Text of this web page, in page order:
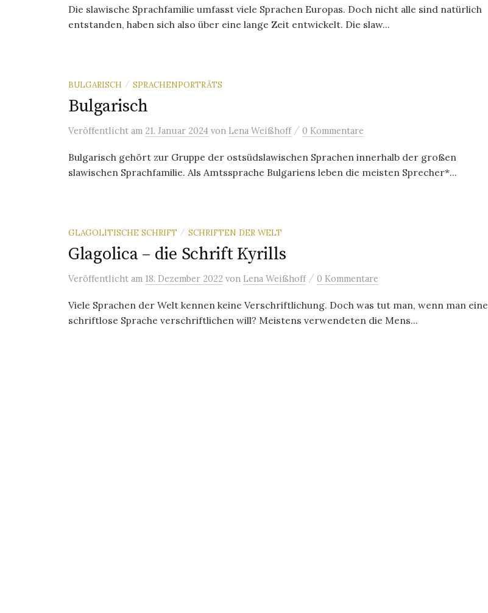
Die slawische Sprachfamilie umfasst viele Sprachen Europas. Doch nicht alle sind natürlich
entstanden, haben sich also über eine lange Zeit entwickelt. Die slaw...
BULGARISCH / SPRACHENPORTRÄTS
Bulgarisch
Veröffentlicht am 21. Januar 2024 von Lena Weißhoff / 0 Kommentare
Bulgarisch gehört zur Gruppe der ostsüdslawischen Sprachen innerhalb der großen
slawischen Sprachfamilie. Als Amtssprache Bulgariens leben die meisten Sprecher*...
GLAGOLITISCHE SCHRIFT / SCHRIFTEN DER WELT
Glagolica – die Schrift Kyrills
Veröffentlicht am 18. Dezember 2022 von Lena Weißhoff / 0 Kommentare
Viele Sprachen der Welt kennen keine Verschriftlichung. Doch was tut man, wenn man eine
schriftlose Sprache verschriftlichen will? Meistens verwendeten die Mens...